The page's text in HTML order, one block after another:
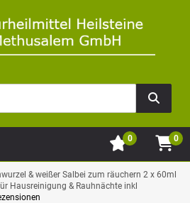
0
0
& weißer Salbei zum räuchern 2 x 60ml
Hausreinigung & Rauhnächte inkl